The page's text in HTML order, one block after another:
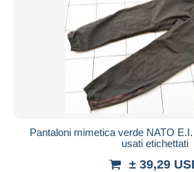
Pantaloni mimetica verde NATO
usati etichettati
± 39,29